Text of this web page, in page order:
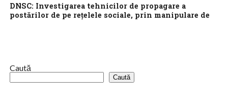
DNSC: Investigarea tehnicilor de propagare a
postărilor de pe reţelele sociale, prin manipulare de
Caută
Caută